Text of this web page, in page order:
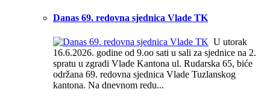
Danas 69. redovna sjednica Vlade TK
U utorak
16.6.2026. godine od 9.oo sati u sali za sjednice na 2.
spratu u zgradi Vlade Kantona ul. Rudarska 65, biće
održana 69. redovna sjednica Vlade Tuzlanskog
kantona. Na dnevnom redu...